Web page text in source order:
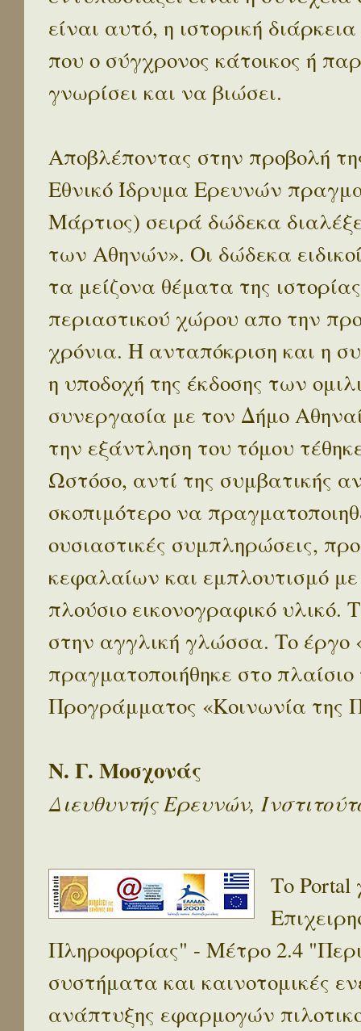
είναι αυτό, η ιστορική
που ο σύγχρονος κάτοικος ή
γνωρίσει και να βιώσει.
Αποβλέποντας στην προβολή
Εθνικό Ίδρυμα Ερευνών
Μάρτιος) σειρά δώδεκα
των Αθηνών». Οι δώδεκα
τα μείζονα θέματα της
περιαστικού χώρου απο την
χρόνια. Η ανταπόκριση και η
η υποδοχή της έκδοσης των
συνεργασία με τον Δήμο
την εξάντληση του τόμου
Ωστόσο, αντί της συμβατικής
σκοπιμότερο να
ουσιαστικές συμπληρώσεις,
κεφαλαίων και εμπλουτισμό
πλούσιο εικονογραφικό
στην αγγλική γλώσσα. Το
πραγματοποιήθηκε στο
Προγράμματος «Κοινωνία της
Ν. Γ. Μοσχονάς
Διευθυντής Ερευνών,
Το Portal
Πληροφορίας" - Μέτρο 2.4
συστήματα και καινοτομικές
ανάπτυξης εφαρμογών